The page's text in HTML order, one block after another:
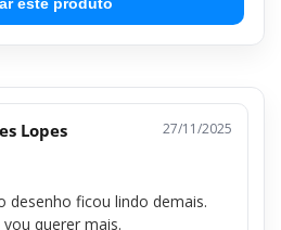
Lopes 27/11/2025
desenho ficou lindo demais.
querer mais.